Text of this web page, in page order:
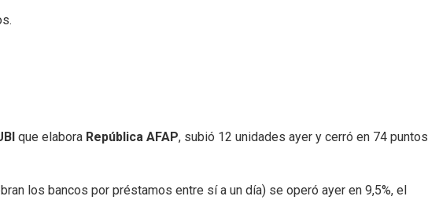
que elabora República AFAP, subió 12 unidades ayer y cerró en 74 puntos
los bancos por préstamos entre sí a un día) se operó ayer en 9,5%, el